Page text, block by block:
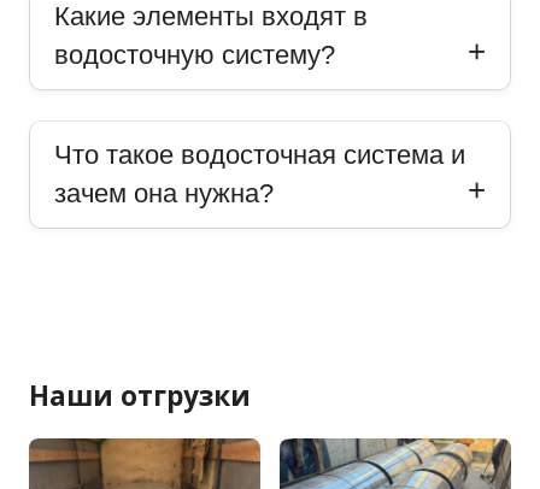
Какие элементы входят в
водосточную систему?
Что такое водосточная система и
зачем она нужна?
Наши отгрузки